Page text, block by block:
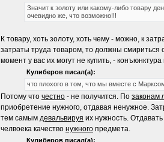
Значит к золоту или какому-либо товару
очевидно же, что возможно!!!
К товару, хоть золоту, хоть чему - можно, к
затраты труда товаром, то должны смириться
момент у вас их могут не купить, - конъюнктура
Кулиберов писал(а):
что плохого в том, что мы вместе с
Потому что честно - не получится. По законам
приобретение нужного, отдавая ненужное.
тем самым девальвируя их нужность.
челвоека качество нужного предмета.
Кулиберов писал(а):